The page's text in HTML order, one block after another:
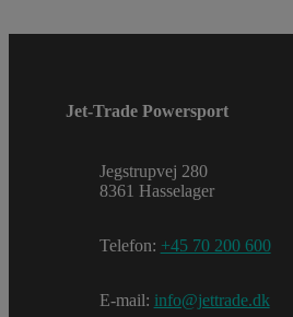
Jet-Trade Powersport
Jegstrupvej 280
8361 Hasselager
Telefon: +45 70 200 600
E-mail: info@jettrade.dk